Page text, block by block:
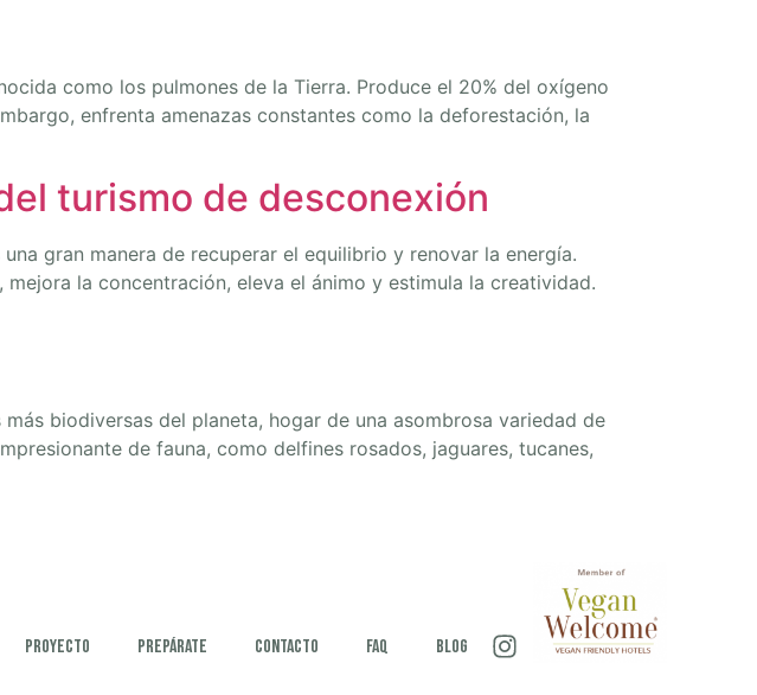
como los pulmones de la Tierra. Produce el 20% del oxígeno
enfrenta amenazas constantes como la deforestación, la
turismo de desconexión
gran manera de recuperar el equilibrio y renovar la energía.
la concentración, eleva el ánimo y estimula la creatividad.
biodiversas del planeta, hogar de una asombrosa variedad de
de fauna, como delfines rosados, jaguares, tucanes,
Proyecto Prepárate Contacto FAQ Blog